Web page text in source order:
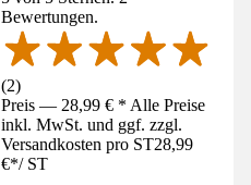
Bewertungen.
(2)
Preis — 28,99 € * Alle Preise
inkl. MwSt. und ggf. zzgl.
Versandkosten pro ST28,99
€*/ ST